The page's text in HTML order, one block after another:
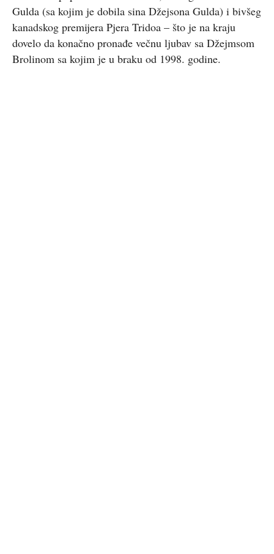
Gulda (sa kojim je dobila sina Džejsona Gulda) i bivšeg
kanadskog premijera Pjera Tridoa – što je na kraju
dovelo da konačno pronađe večnu ljubav sa Džejmsom
Brolinom sa kojim je u braku od 1998. godine.